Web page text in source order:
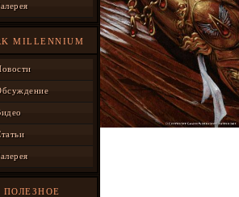
MILLENNIUM
ПОЛЕЗНОЕ